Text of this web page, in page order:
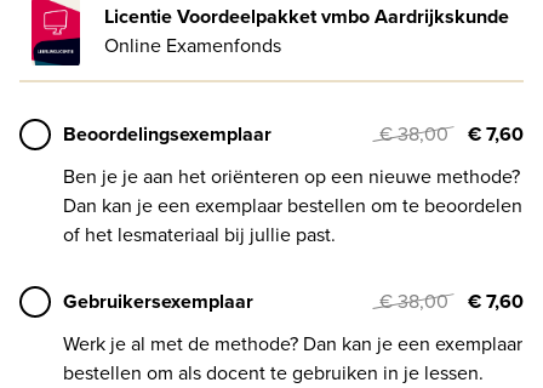
Licentie Voordeelpakket vmbo Aardrijkskunde
Online Examenfonds
Beoordelingsexemplaar € 38,00
€ 7,60
Ben je je aan het oriënteren op een nieuwe methode?
Dan kan je een exemplaar bestellen om te beoordelen
of het lesmateriaal bij jullie past.
Gebruikersexemplaar € 38,00
€ 7,60
Werk je al met de methode? Dan kan je een exemplaar
bestellen om als docent te gebruiken in je lessen.